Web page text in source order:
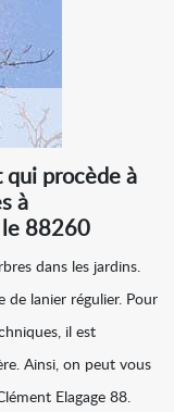
qui procède à
à
le 88260
dans les jardins.
de lanier régulier. Pour
il est
Ainsi, on peut vous
Elagage 88.